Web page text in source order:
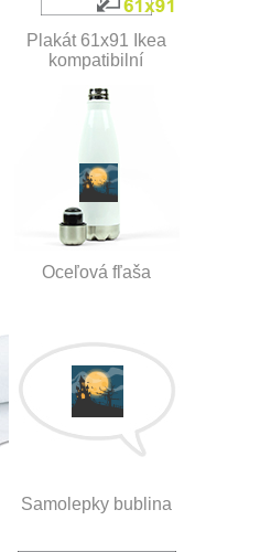
Plakát 61x91 Ikea
kompatibilní
Oceľová fľaša
Samolepky bublina